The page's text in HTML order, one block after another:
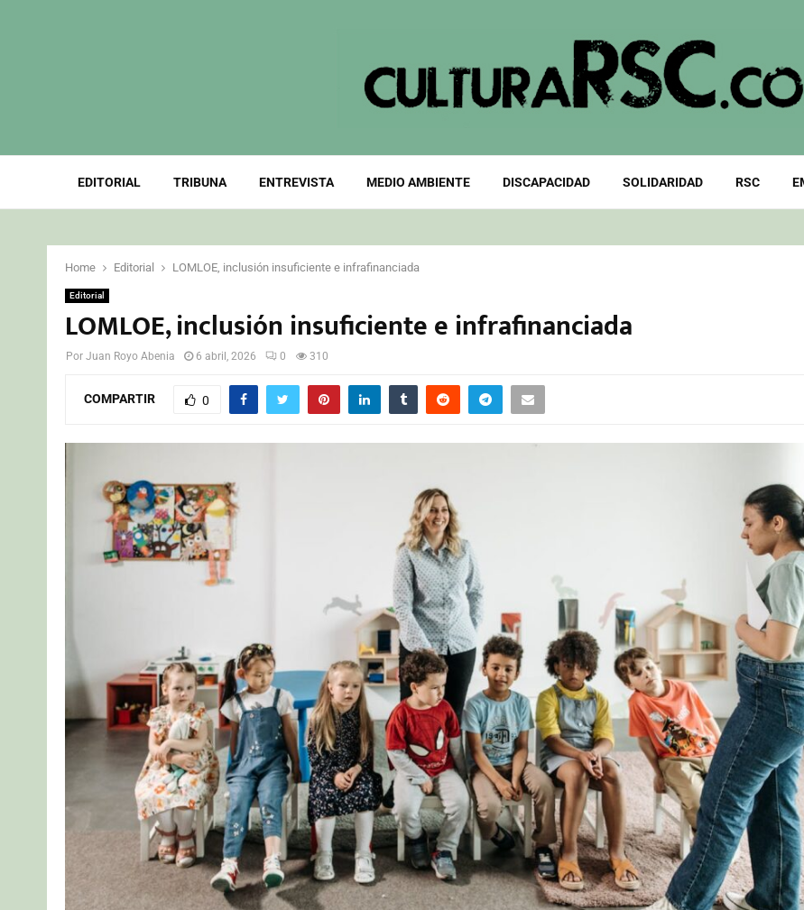
EDITORIAL TRIBUNA ENTREVISTA MEDIO AMBIENTE DISCAPACIDAD SOLIDARIDAD RSC
Home Editorial LOMLOE, inclusión insuficiente e infrafinanciada
Editorial
LOMLOE, inclusión insuficiente e infrafinanciada
Por Juan Royo Abenia 6 abril, 2026 0 310
COMPARTIR 0